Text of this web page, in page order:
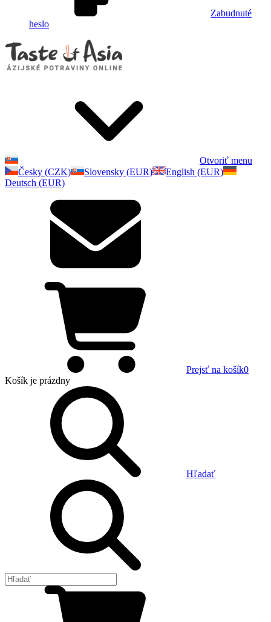
Zabudnuté
heslo
Otvoriť menu
Česky (CZK)
Slovensky (EUR)
English (EUR)
Deutsch (EUR)
Prejsť na košík0
Košík je prázdny
Hľadať